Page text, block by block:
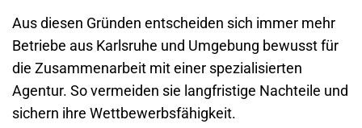
Aus diesen Gründen entscheiden sich immer mehr
Betriebe aus Karlsruhe und Umgebung bewusst für
die Zusammenarbeit mit einer spezialisierten
Agentur. So vermeiden sie langfristige Nachteile und
sichern ihre Wettbewerbsfähigkeit.